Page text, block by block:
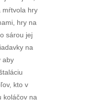
mŕtvola hry
hry na
sárou jej
na
aby
kto v
koláčov na